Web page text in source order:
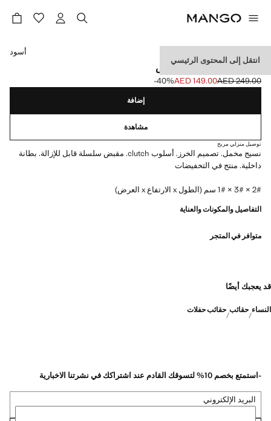
انتقل إلى المحتوى الرئيسي
حقيبة كلاتش مخمل سترس
السعر الأول محذوف [AED 249.00 ]
AED 249.00
السعر الحالي [AED 149.00 ]AED 149.00
‎-40‎%‎
حدد اللون
أسود
إضافة
مشاهدة
توصيل منزلي مريح
نسيج مخمل. تصميم الخرز. أسلوب clutch. مقبض سلسلة قابل للإزالة. بطانة
داخلية. منتج في التخفيضات
2# × 3# × 1# سم (الطول x الارتفاع x العرض)
التفاصيل والمكونات والعناية
متوافر في المتجر
قد يعجبك أيضًا
النساء حقائب حقائب حفلات
-استمتع بخصم 10% لتسوقك القادم عند اشتراكك في نشرتنا الاخبارية
البريد الإلكتروني